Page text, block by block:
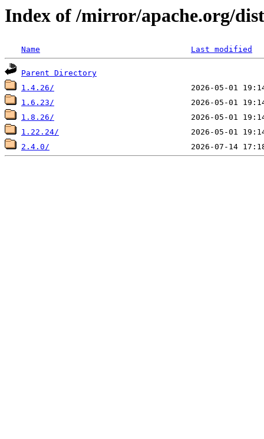
Index of /mirror/apache.org/
Name Last modified
Parent Directory
1.4.26/
1.6.23/
1.8.26/
1.22.24/
2.4.0/